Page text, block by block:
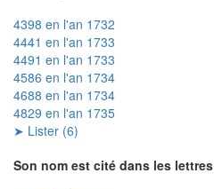
4398 en l'an 1732
4441 en l'an 1733
4491 en l'an 1733
4586 en l'an 1734
4688 en l'an 1734
4829 en l'an 1735
➤ Lister (6)
Son nom est cité dans les lettres